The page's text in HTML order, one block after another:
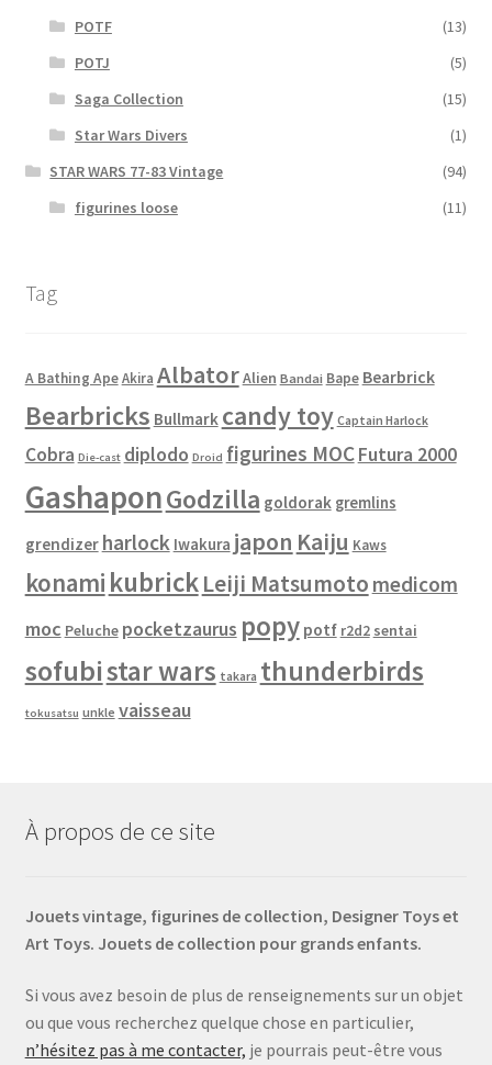
POTF
(13)
POTJ
(5)
Saga Collection
(15)
Star Wars Divers
(1)
STAR WARS 77-83 Vintage
(94)
figurines loose
(11)
Tag
A Bathing Ape Akira AlbatorAlien Bandai Bape Bearbrick
Bearbricks Bullmark candy toy Captain Harlock
Cobra Die-cast diplodo Droid figurines MOCFutura 2000
GashaponGodzilla goldorak gremlins
grendizer harlock Iwakura japon Kaiju Kaws
konami kubrickLeiji Matsumoto medicom
moc Peluche pocketzaurus popy potf r2d2 sentai
sofubistar wars takara thunderbirds
tokusatsu unkle vaisseau
À propos de ce site
Jouets vintage, figurines de collection, Designer Toys et
Art Toys. Jouets de collection pour grands enfants.
Si vous avez besoin de plus de renseignements sur un objet
ou que vous recherchez quelque chose en particulier,
n’hésitez pas à me contacter, je pourrais peut-être vous